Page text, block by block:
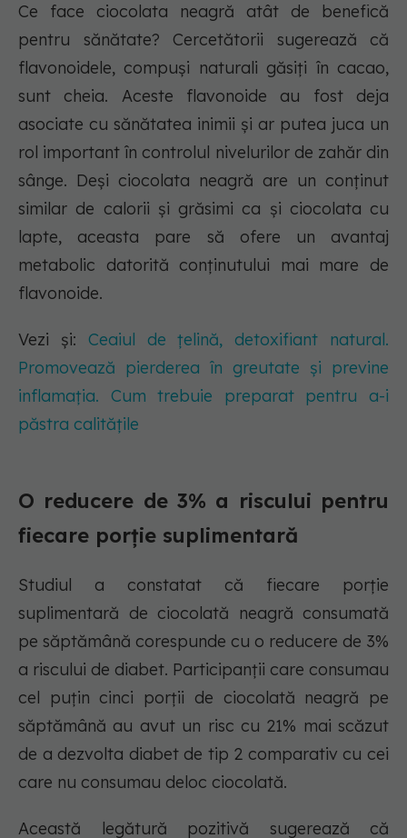
Ce face ciocolata neagră atât de benefică
pentru sănătate? Cercetătorii sugerează că
flavonoidele, compuși naturali găsiți în cacao,
sunt cheia. Aceste flavonoide au fost deja
asociate cu sănătatea inimii și ar putea juca un
rol important în controlul nivelurilor de zahăr din
sânge. Deși ciocolata neagră are un conținut
similar de calorii și grăsimi ca și ciocolata cu
lapte, aceasta pare să ofere un avantaj
metabolic datorită conținutului mai mare de
flavonoide.
Vezi și: Ceaiul de țelină, detoxifiant natural.
Promovează pierderea în greutate și previne
inflamația. Cum trebuie preparat pentru a-i
păstra calitățile
O reducere de 3% a riscului pentru
fiecare porție suplimentară
Studiul a constatat că fiecare porție
suplimentară de ciocolată neagră consumată
pe săptămână corespunde cu o reducere de 3%
a riscului de diabet. Participanții care consumau
cel puțin cinci porții de ciocolată neagră pe
săptămână au avut un risc cu 21% mai scăzut
de a dezvolta diabet de tip 2 comparativ cu cei
care nu consumau deloc ciocolată.
Această legătură pozitivă sugerează că